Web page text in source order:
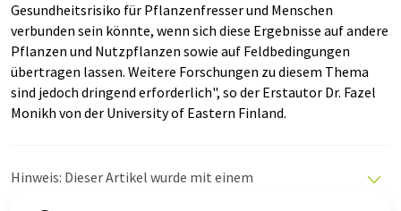
Gesundheitsrisiko für Pflanzenfresser und Menschen
verbunden sein könnte, wenn sich diese Ergebnisse auf andere
Pflanzen und Nutzpflanzen sowie auf Feldbedingungen
übertragen lassen. Weitere Forschungen zu diesem Thema
sind jedoch dringend erforderlich", so der Erstautor Dr. Fazel
Monikh von der University of Eastern Finland.
Hinweis: Dieser Artikel wurde mit einem